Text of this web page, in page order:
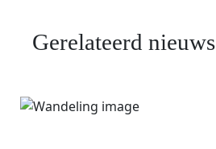
Gerelateerd nieuws